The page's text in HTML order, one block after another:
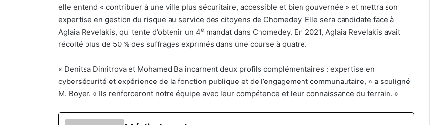
elle entend « contribuer à une ville plus sécuritaire, accessible et bien gouvernée » et mettra son
expertise en gestion du risque au service des citoyens de Chomedey. Elle sera candidate face à
Aglaia Revelakis, qui tente d’obtenir un 4e mandat dans Chomedey. En 2021, Aglaia Revelakis avait
récolté plus de 50 % des suffrages exprimés dans une course à quatre.
« Denitsa Dimitrova et Mohamed Ba incarnent deux profils complémentaires : expertise en
cybersécurité et expérience de la fonction publique et de l’engagement communautaire, » a souligné
M. Boyer. « Ils renforceront notre équipe avec leur compétence et leur connaissance du terrain. »